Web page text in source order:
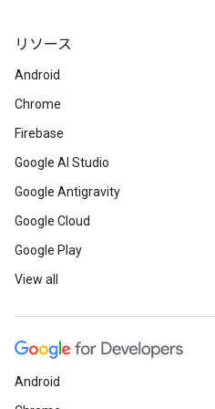
リソース
Android
Chrome
Firebase
Google AI Studio
Google Antigravity
Google Cloud
Google Play
View all
Android